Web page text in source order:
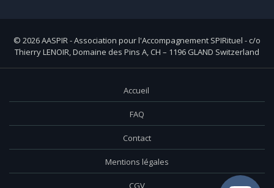
© 2026 AASPIR - Association pour l'Accompagnement SPIRituel - c/o
Thierry LENOIR, Domaine des Pins A, CH – 1196 GLAND Switzerland
Accueil
FAQ
Contact
Mentions légales
CGV